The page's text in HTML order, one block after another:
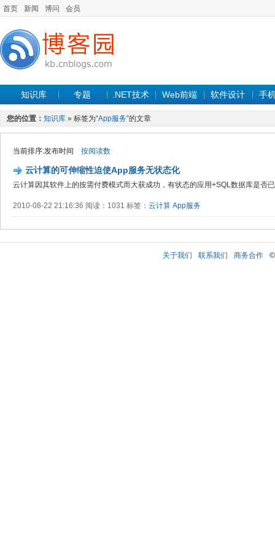
首页 新闻 博问 会员
知识库 专题 .NET技术 Web前端 软件设计 手
您的位置： 知识库 » 标签为“App服务”的文章
当前排序:发布时间 按阅读数
云计算的可伸缩性迫使App服务无状态化
云计算因其软件上的按需付费模式而大获成功，有状态的应用+SQL数据库是否
2010-08-22 21:16:36 阅读：1031 标签： 云计算 App服务
关于我们 联系我们 商务合作